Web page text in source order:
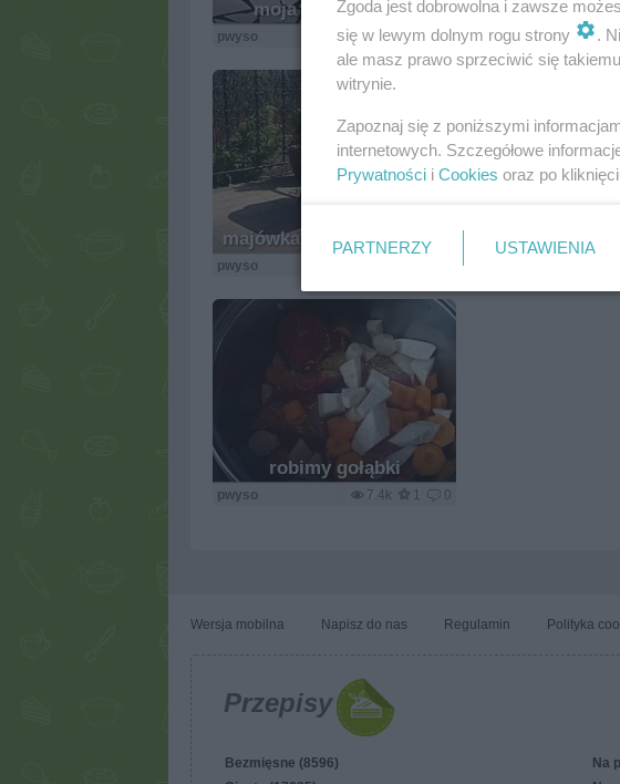
moja mała Italia ...
5.4k 1 4
pwyso pwyso
majówka ... fajna rzecz ...
pwyso
trochę po
robimy gołąbki
7.4k 1 0
pwyso
Wersja mobilna Napisz do nas Regulamin Polityka
Przepisy
Bezmięsne (8596)
Na
Zgoda jest dobrowolna i zawsze
się w lewym dolnym rogu strony
.
ale masz prawo sprzeciwić się
witrynie.
Zapoznaj się z poniższymi
internetowych. Szczegółowe
Prywatności i Cookies oraz po
PARTNERZY USTAWIENIA